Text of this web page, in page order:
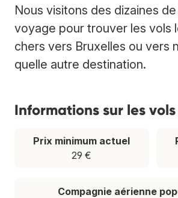
Nous visitons des dizaines
voyage pour trouver les vols
chers vers Bruxelles ou vers
quelle autre destination.
Informations sur les
Prix minimum actuel
29 €
Compagnie aérienne